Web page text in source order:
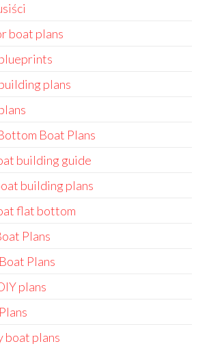
boat plans
plans
Boat Plans
building guide
building plans
flat bottom
Plans
Plans
plans
boat plans